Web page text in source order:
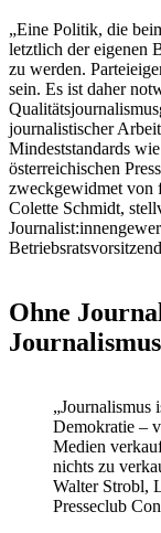
„Eine Politik, die
letztlich der eigenen
zu werden.
sein. Es ist daher
journalistischer
Mindeststandards
österreichischen
zweckgewidmet von
Colette Schmidt,
Ohne
Journalismus
„Journalismus
Demokratie –
Medien
nichts zu
Walter Strobl,
Presseclub